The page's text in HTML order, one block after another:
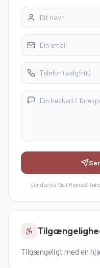
Sendes via Visit Rømø &
Tilgængeligt med en